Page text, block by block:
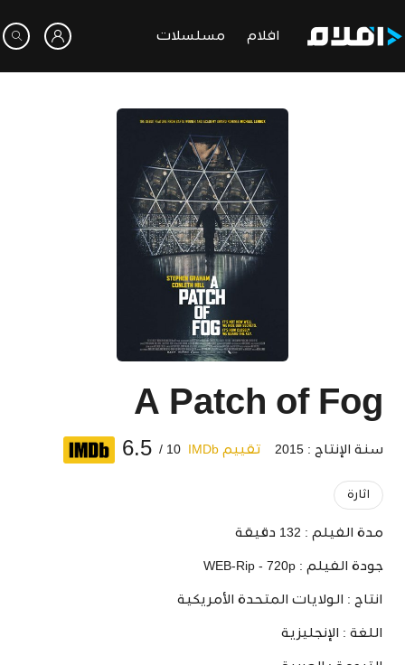
افلام مسلسلات
A Patch of Fog
سنة الإنتاج : 2015 تقييم IMDb 10 /
6.5
اثارة
مدة الفيلم : 132 دقيقة
جودة الفيلم : WEB-Rip - 720p
انتاج : الولايات المتحدة الأمريكية
اللغة : الإنجليزية